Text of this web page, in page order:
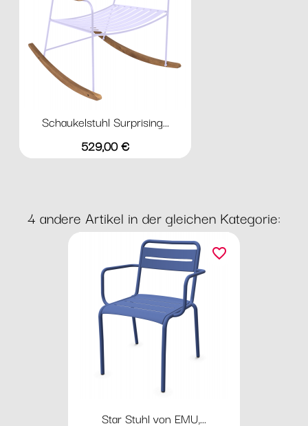
Schaukelstuhl Surprising...
Preis
529,00 €
4 andere Artikel in der gleichen Kategorie:
Star Stuhl von EMU,...
favorite_border